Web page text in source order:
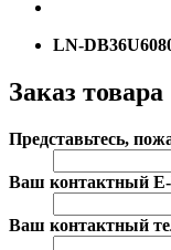
LN-
Заказ товара
Представьтесь,
Ваш контактный
Ваш контактный